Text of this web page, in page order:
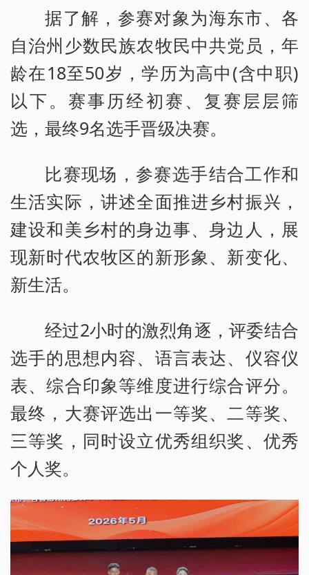
据了解，参赛对象为海东市、各
自治州少数民族农牧民中共党员，年
龄在18至50岁，学历为高中(含中职)
以下。赛事历经初赛、复赛层层筛
选，最终9名选手晋级决赛。
比赛现场，参赛选手结合工作和
生活实际，讲述全面推进乡村振兴，
建设和美乡村的身边事、身边人，展
现新时代农牧区的新形象、新变化、
新生活。
经过2小时的激烈角逐，评委结合
选手的思想内容、语言表达、仪容仪
表、综合印象等维度进行综合评分。
最终，大赛评选出一等奖、二等奖、
三等奖，同时设立优秀组织奖、优秀
个人奖。